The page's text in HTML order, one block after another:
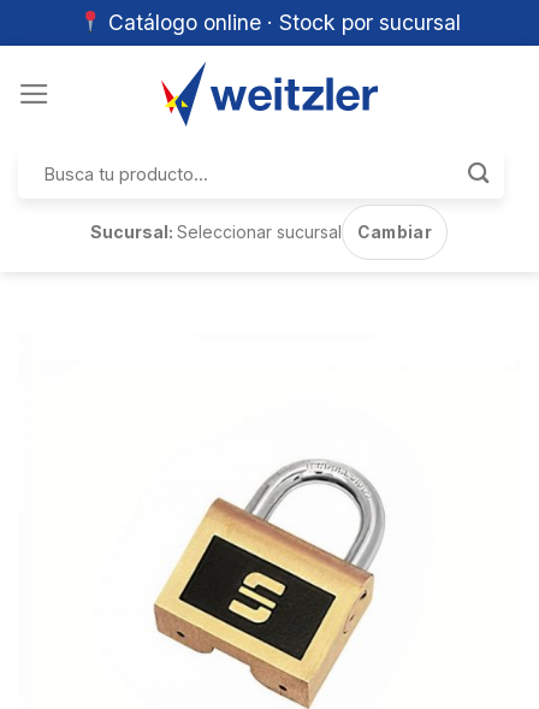
Catálogo online · Stock por sucursal
por:
Sucursal:Seleccionar sucursal Cambiar